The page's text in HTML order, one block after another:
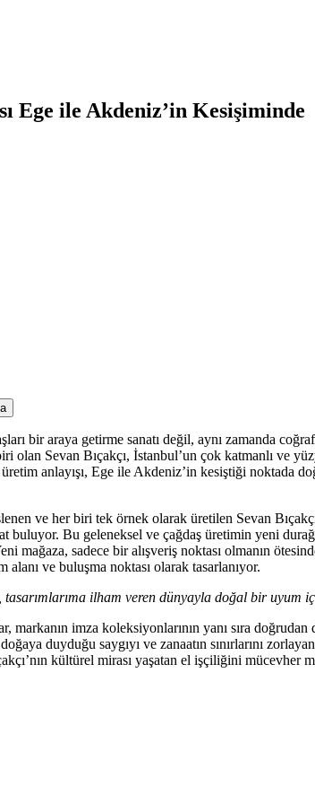
Ege ile Akdeniz’in Kesişiminde
bir araya getirme sanatı değil, aynı zamanda
olan Sevan Bıçakçı, İstanbul’un çok katmanlı ve
anlayışı, Ege ile Akdeniz’in kesiştiği noktada
ve her biri tek örnek olarak üretilen Sevan
buluyor. Bu geleneksel ve çağdaş üretimin yeni
mağaza, sadece bir alışveriş noktası olmanın
ve buluşma noktası olarak tasarlanıyor.
tasarımlarıma ilham veren dünyayla doğal bir
markanın imza koleksiyonlarının yanı sıra
duyduğu saygıyı ve zanaatın sınırlarını
kültürel mirası yaşatan el işçiliğini